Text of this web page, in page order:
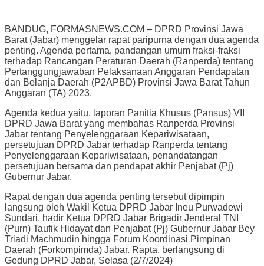
BANDUG, FORMASNEWS.COM – DPRD Provinsi Jawa
Barat (Jabar) menggelar rapat paripurna dengan dua agenda
penting. Agenda pertama, pandangan umum fraksi-fraksi
terhadap Rancangan Peraturan Daerah (Ranperda) tentang
Pertanggungjawaban Pelaksanaan Anggaran Pendapatan
dan Belanja Daerah (P2APBD) Provinsi Jawa Barat Tahun
Anggaran (TA) 2023.
Agenda kedua yaitu, laporan Panitia Khusus (Pansus) VII
DPRD Jawa Barat yang membahas Ranperda Provinsi
Jabar tentang Penyelenggaraan Kepariwisataan,
persetujuan DPRD Jabar terhadap Ranperda tentang
Penyelenggaraan Kepariwisataan, penandatangan
persetujuan bersama dan pendapat akhir Penjabat (Pj)
Gubernur Jabar.
Rapat dengan dua agenda penting tersebut dipimpin
langsung oleh Wakil Ketua DPRD Jabar Ineu Purwadewi
Sundari, hadir Ketua DPRD Jabar Brigadir Jenderal TNI
(Purn) Taufik Hidayat dan Penjabat (Pj) Gubernur Jabar Bey
Triadi Machmudin hingga Forum Koordinasi Pimpinan
Daerah (Forkompimda) Jabar. Rapta, berlangsung di
Gedung DPRD Jabar, Selasa (2/7/2024)